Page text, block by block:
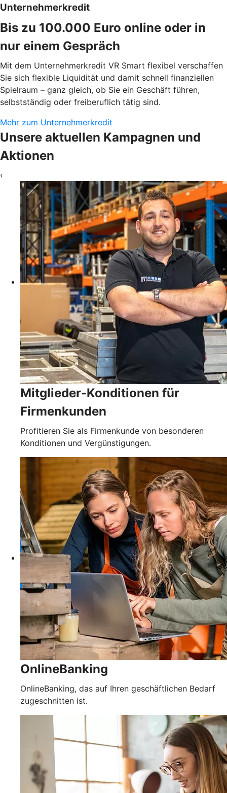
Unternehmerkredit
Bis zu 100.000 Euro online oder in
nur einem Gespräch
Mit dem Unternehmerkredit VR Smart flexibel verschaffen
Sie sich flexible Liquidität und damit schnell finanziellen
Spielraum – ganz gleich, ob Sie ein Geschäft führen,
selbstständig oder freiberuflich tätig sind.
Mehr zum Unternehmerkredit
Unsere aktuellen Kampagnen und
Aktionen
‹
Mitglieder-Konditionen für
Firmenkunden
Profitieren Sie als Firmenkunde von besonderen
Konditionen und Vergünstigungen.
OnlineBanking
OnlineBanking, das auf Ihren geschäftlichen Bedarf
zugeschnitten ist.